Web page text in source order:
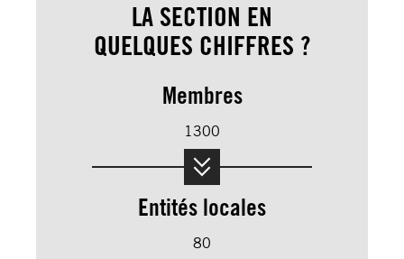
LA SECTION EN
QUELQUES CHIFFRES ?
Membres
1300
Entités locales
80